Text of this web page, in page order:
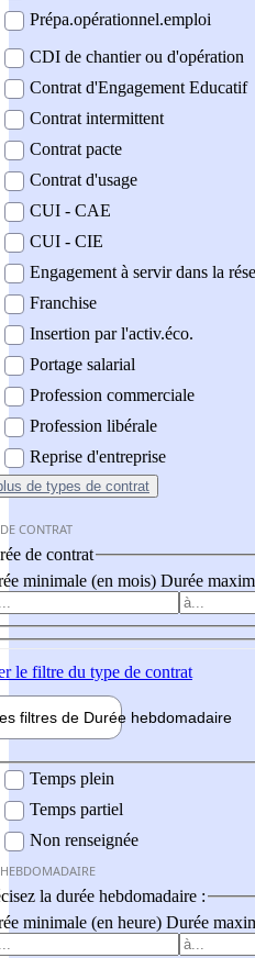
Prépa.opérationnel.emploi
CDI de chantier ou d'opération
Contrat d'Engagement Educatif
Contrat intermittent
Contrat pacte
Contrat d'usage
CUI - CAE
CUI - CIE
Engagement à servir dans la
Franchise
Insertion par l'activ.éco.
Portage salarial
Profession commerciale
Profession libérale
Reprise d'entreprise
de types de contrat
CONTRAT
de contrat
minimale (en mois) Durée
le filtre du type de contrat
filtres de Durée hebdomadaire
Temps plein
Temps partiel
Non renseignée
la durée hebdomadaire :
minimale (en heure) Durée